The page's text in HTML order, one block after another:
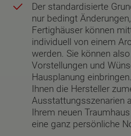
Der standardisierte
nur bedingt
Fertighäuser können
individuell von einem
werden. Sie können
Vorstellungen und
Hausplanung
Ihnen die Hersteller
Ausstattungsszenarien
Ihrem neuen
eine ganz persönliche